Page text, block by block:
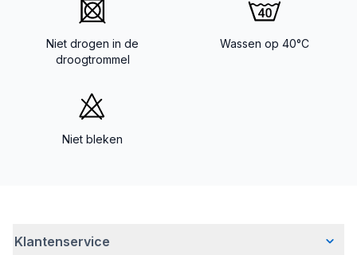
Niet drogen in de
droogtrommel
Wassen op 40°C
Niet bleken
Klantenservice